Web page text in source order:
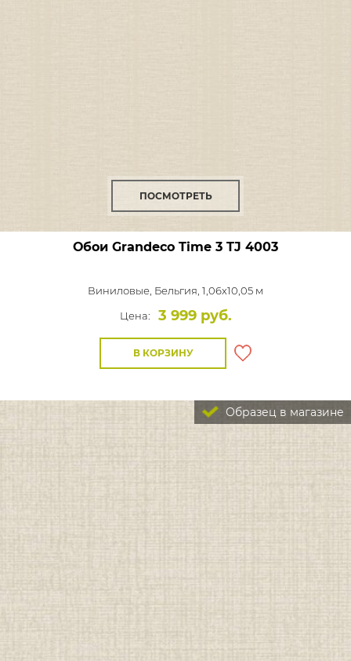
ПОСМОТРЕТЬ
Обои Grandeco Time 3 TJ 4003
Виниловые, Бельгия, 1,06x10,05 м
Цена:
3 999 руб.
В КОРЗИНУ
Образец в магазине